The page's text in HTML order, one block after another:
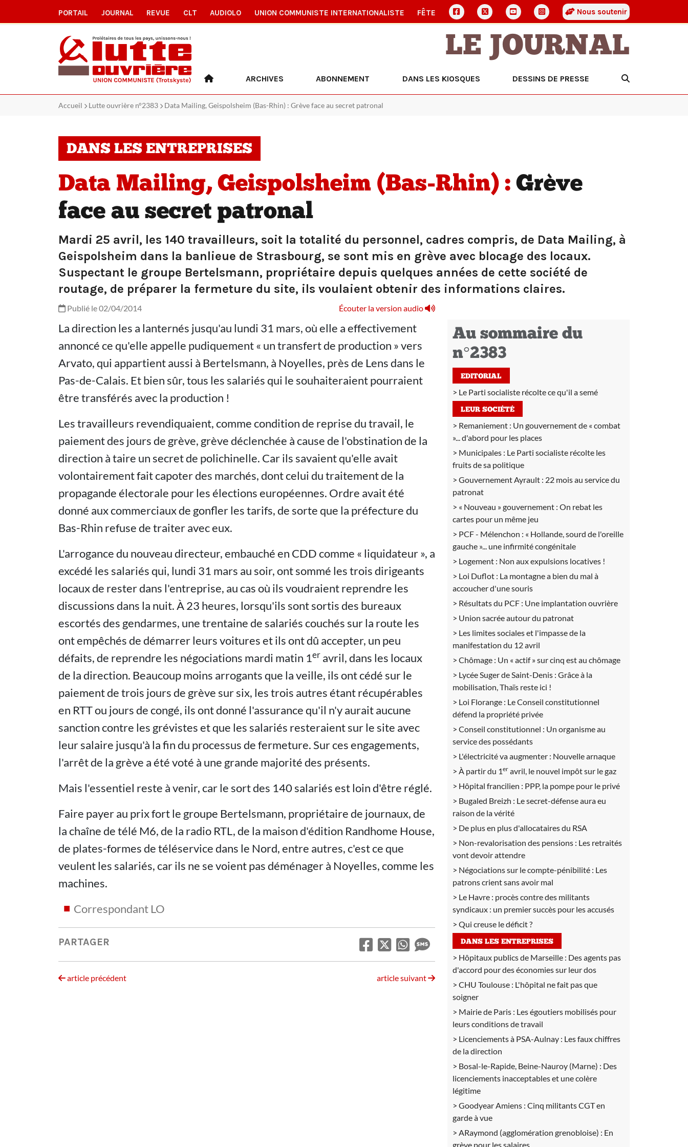
PORTAIL JOURNAL REVUE CLT AUDIOLO UNION COMMUNISTE INTERNATIONALISTE FÊTE Nous soutenir
LE JOURNAL
ARCHIVES ABONNEMENT DANS LES KIOSQUES DESSINS DE PRESSE
Accueil Lutte ouvrière n°2383 Data Mailing, Geispolsheim (Bas-Rhin) : Grève face au secret patronal
DANS LES ENTREPRISES
Data Mailing, Geispolsheim (Bas-Rhin) : Grève
face au secret patronal
Mardi 25 avril, les 140 travailleurs, soit la totalité du personnel, cadres compris, de Data Mailing, à
Geispolsheim dans la banlieue de Strasbourg, se sont mis en grève avec blocage des locaux.
Suspectant le groupe Bertelsmann, propriétaire depuis quelques années de cette société de
routage, de préparer la fermeture du site, ils voulaient obtenir des informations claires.
Publié le 02/04/2014 Écouter la version audio
La direction les a lanternés jusqu'au lundi 31 mars, où elle a effectivement
annoncé ce qu'elle appelle pudiquement « un transfert de production » vers
Arvato, qui appartient aussi à Bertelsmann, à Noyelles, près de Lens dans le
Pas-de-Calais. Et bien sûr, tous les salariés qui le souhaiteraient pourraient
être transférés avec la production !
Les travailleurs revendiquaient, comme condition de reprise du travail, le
paiement des jours de grève, grève déclenchée à cause de l'obstination de la
direction à taire un secret de polichinelle. Car ils savaient qu'elle avait
volontairement fait capoter des marchés, dont celui du traitement de la
propagande électorale pour les élections européennes. Ordre avait été
donné aux commerciaux de gonfler les tarifs, de sorte que la préfecture du
Bas-Rhin refuse de traiter avec eux.
L'arrogance du nouveau directeur, embauché en CDD comme « liquidateur », a
excédé les salariés qui, lundi 31 mars au soir, ont sommé les trois dirigeants
locaux de rester dans l'entreprise, au cas où ils voudraient reprendre les
discussions dans la nuit. À 23 heures, lorsqu'ils sont sortis des bureaux
escortés des gendarmes, une trentaine de salariés couchés sur la route les
ont empêchés de démarrer leurs voitures et ils ont dû accepter, un peu
défaits, de reprendre les négociations mardi matin 1er avril, dans les locaux
de la direction. Beaucoup moins arrogants que la veille, ils ont cédé sur le
paiement de trois jours de grève sur six, les trois autres étant récupérables
en RTT ou jours de congé, ils ont donné l'assurance qu'il n'y aurait aucune
sanction contre les grévistes et que les salariés resteraient sur le site avec
leur salaire jusqu'à la fin du processus de fermeture. Sur ces engagements,
l'arrêt de la grève a été voté à une grande majorité des présents.
Mais l'essentiel reste à venir, car le sort des 140 salariés est loin d'être réglé.
Faire payer au prix fort le groupe Bertelsmann, propriétaire de journaux, de
la chaîne de télé M6, de la radio RTL, de la maison d'édition Randhome House,
de plates-formes de téléservice dans le Nord, entre autres, c'est ce que
veulent les salariés, car ils ne se voient pas déménager à Noyelles, comme les
machines.
Correspondant LO
PARTAGER
article précédent article suivant
Au sommaire du
n°2383
EDITORIAL
Le Parti socialiste récolte ce qu'il a semé
LEUR SOCIÉTÉ
Remaniement : Un gouvernement de « combat
»... d'abord pour les places
Municipales : Le Parti socialiste récolte les
fruits de sa politique
Gouvernement Ayrault : 22 mois au service du
patronat
« Nouveau » gouvernement : On rebat les
cartes pour un même jeu
PCF - Mélenchon : « Hollande, sourd de l'oreille
gauche »... une infirmité congénitale
Logement : Non aux expulsions locatives !
Loi Duflot : La montagne a bien du mal à
accoucher d'une souris
Résultats du PCF : Une implantation ouvrière
Union sacrée autour du patronat
Les limites sociales et l'impasse de la
manifestation du 12 avril
Chômage : Un « actif » sur cinq est au chômage
Lycée Suger de Saint-Denis : Grâce à la
mobilisation, Thaïs reste ici !
Loi Florange : Le Conseil constitutionnel
défend la propriété privée
Conseil constitutionnel : Un organisme au
service des possédants
L'électricité va augmenter : Nouvelle arnaque
À partir du 1er avril, le nouvel impôt sur le gaz
Hôpital francilien : PPP, la pompe pour le privé
Bugaled Breizh : Le secret-défense aura eu
raison de la vérité
De plus en plus d'allocataires du RSA
Non-revalorisation des pensions : Les retraités
vont devoir attendre
Négociations sur le compte-pénibilité : Les
patrons crient sans avoir mal
Le Havre : procès contre des militants
syndicaux : un premier succès pour les accusés
Qui creuse le déficit ?
DANS LES ENTREPRISES
Hôpitaux publics de Marseille : Des agents pas
d'accord pour des économies sur leur dos
CHU Toulouse : L'hôpital ne fait pas que
soigner
Mairie de Paris : Les égoutiers mobilisés pour
leurs conditions de travail
Licenciements à PSA-Aulnay : Les faux chiffres
de la direction
Bosal-le-Rapide, Beine-Nauroy (Marne) : Des
licenciements inacceptables et une colère
légitime
Goodyear Amiens : Cinq militants CGT en
garde à vue
ARaymond (agglomération grenobloise) : En
grève pour les salaires